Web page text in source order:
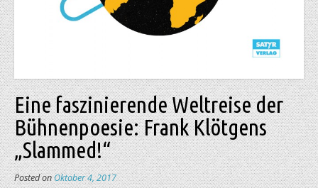
Eine faszinierende Weltreise der
Bühnenpoesie: Frank Klötgens
„Slammed!“
Posted onOktober 4, 2017